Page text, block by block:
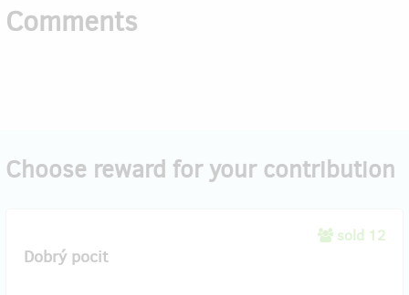
Comments
Choose reward for your contribution
sold 12
Dobrý pocit